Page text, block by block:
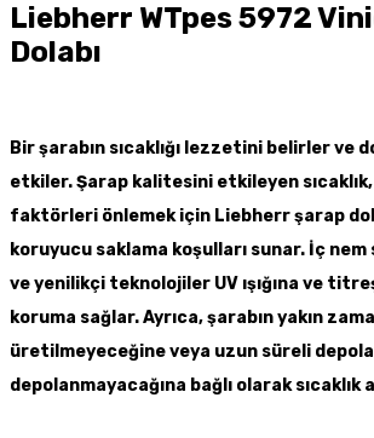
Liebherr WTpes 5972
Dolabı
Bir şarabın sıcaklığı lezzetini belirler ve
etkiler. Şarap kalitesini etkileyen sıcaklık,
faktörleri önlemek için Liebherr şarap
koruyucu saklama koşulları sunar. İç
ve yenilikçi teknolojiler UV ışığına ve
koruma sağlar. Ayrıca, şarabın yakın
üretilmeyeceğine veya uzun süreli
depolanmayacağına bağlı olarak